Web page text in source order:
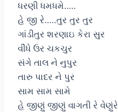
ધરણી ધમધમે…..
હે જી રે…..તુર તુર તુર
ગાંડીતુર શરણાઇ કેરા સુર
વીંધે ઉર ચકચુર
સંગે તાલ ને નુપુર
તારુ પાદર ને પુર
સામ સામ સામે
હે જીણું જીણું વાગતી રે વેણુંરે